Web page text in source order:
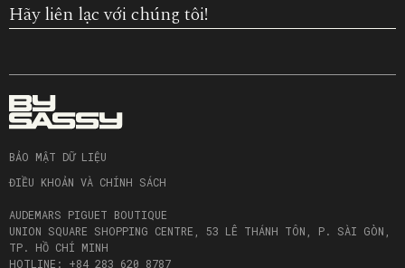
Hãy liên lạc với chúng tôi!
BẢO MẬT DỮ LIỆU
ĐIỀU KHOẢN VÀ CHÍNH SÁCH
AUDEMARS PIGUET BOUTIQUE
UNION SQUARE SHOPPING CENTRE, 53 LÊ THÁNH TÔN, P. SÀI GÒN,
TP. HỒ CHÍ MINH
HOTLINE: +84 283 620 8787